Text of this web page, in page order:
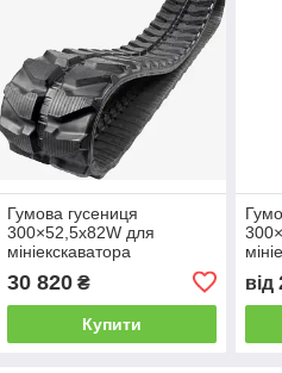
Гумова гусениця
300×52,5x82W для
мініекскаватора
30 820₴
Купити
від